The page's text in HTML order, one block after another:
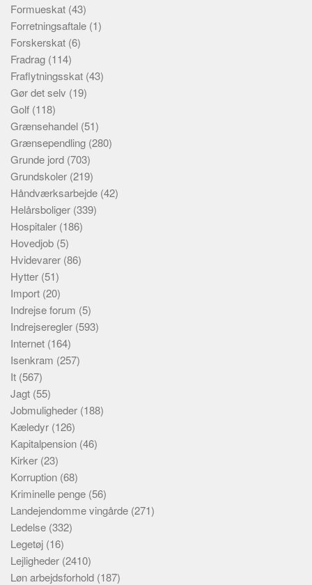
Formueskat (43)
Forretningsaftale (1)
Forskerskat (6)
Fradrag (114)
Fraflytningsskat (43)
Gør det selv (19)
Golf (118)
Grænsehandel (51)
Grænsependling (280)
Grunde jord (703)
Grundskoler (219)
Håndværksarbejde (42)
Helårsboliger (339)
Hospitaler (186)
Hovedjob (5)
Hvidevarer (86)
Hytter (51)
Import (20)
Indrejse forum (5)
Indrejseregler (593)
Internet (164)
Isenkram (257)
It (567)
Jagt (55)
Jobmuligheder (188)
Kæledyr (126)
Kapitalpension (46)
Kirker (23)
Korruption (68)
Kriminelle penge (56)
Landejendomme vingårde (271)
Ledelse (332)
Legetøj (16)
Lejligheder (2410)
Løn arbejdsforhold (187)